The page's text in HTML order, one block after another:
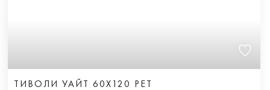
ТИВОЛИ УАЙТ 60X120 РЕТ